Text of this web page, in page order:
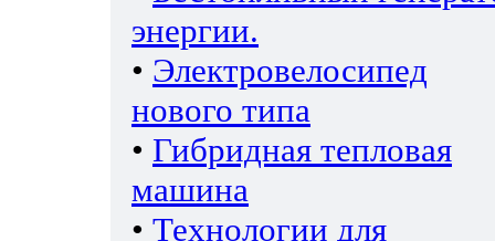
энергии.
• Электровелосипед
нового типа
• Гибридная тепловая
машина
• Технологии для